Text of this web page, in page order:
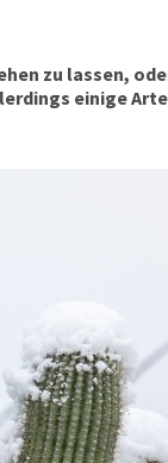
zu lassen,
einige